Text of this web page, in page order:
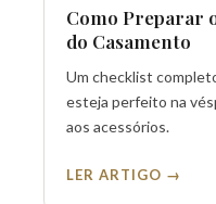
Como Preparar
do Casamento
Um checklist
esteja perfeito na
aos acessórios.
LER ARTIGO →